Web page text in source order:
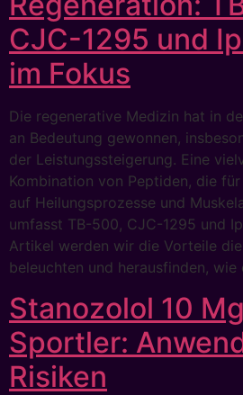
CJC-1295 und
im Fokus
Die regenerative Medizin hat in
an Bedeutung gewonnen,
der Leistungssteigerung. Eine
Kombination von Peptiden, die
auf Heilungsprozesse und
umfasst TB-500, CJC-1295 und
Artikel werden wir die Vorteile
beleuchten und herausfinden,
Stanozolol 10
Sportler:
Risiken